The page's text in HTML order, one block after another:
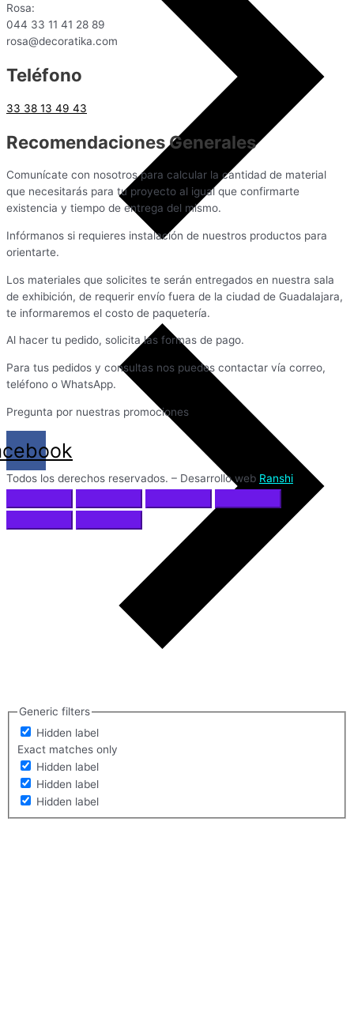
Generic filters
Hidden label
Exact matches only
Hidden label
Hidden label
Hidden label
Rosa:
044 33 11 41 28 89
rosa@decoratika.com
Teléfono
33 38 13 49 43
Recomendaciones Generales
Comunícate con nosotros para calcular la cantidad de material
que necesitarás para tu proyecto al igual que confirmarte
existencia y tiempo de entrega del mismo.
Infórmanos si requieres instalación de nuestros productos para
orientarte.
Los materiales que solicites te serán entregados en nuestra sala
de exhibición, de requerir envío fuera de la ciudad de Guadalajara,
te informaremos el costo de paquetería.
Al hacer tu pedido, solicita las formas de pago.
Para tus pedidos y consultas nos puedes contactar vía correo,
teléfono o WhatsApp.
Pregunta por nuestras promociones
Todos los derechos reservados. – Desarrollo web Ranshi